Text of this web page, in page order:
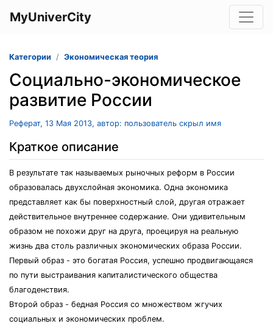
MyUniverCity
Категории Экономическая теория
Социально-экономическое
развитие России
Реферат, 13 Мая 2013, автор: пользователь скрыл имя
Краткое описание
В результате так называемых рыночных реформ в России
образовалась двухслойная экономика. Одна экономика
представляет как бы поверхностный слой, другая отражает
действительное внутреннее содержание. Они удивительным
образом не похожи друг на друга, проецируя на реальную
жизнь два столь различных экономических образа России.
Первый образ - это богатая Россия, успешно продвигающаяся
по пути выстраивания капиталистического общества
благоденствия.
Второй образ - бедная Россия со множеством жгучих
социальных и экономических проблем.